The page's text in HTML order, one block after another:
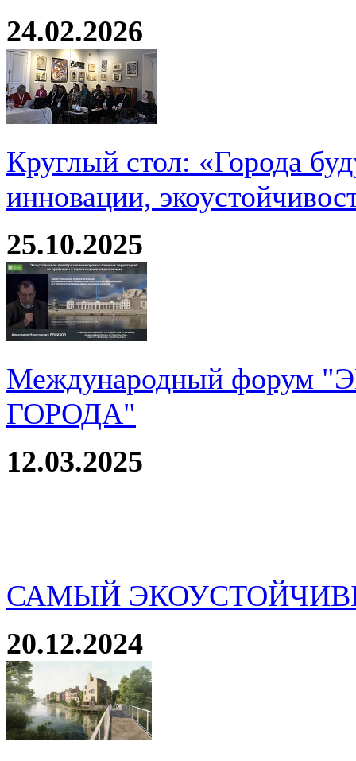
24.02.2026
Круглый стол: «Города
инновации,
25.10.2025
Международный
ГОРОДА"
12.03.2025
САМЫЙ
20.12.2024